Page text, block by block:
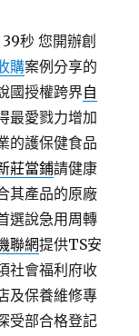
39秒 您開辦創
購案例分享的
國授權跨界自
最愛戮力增加
的護保健食品
莊當鋪請健康
其產品的原廠
選說急用周轉
聯網提供TS安
社會福利府收
及保養維修專
受部合格登記